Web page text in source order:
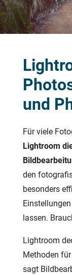
und
Für viele
Lightroom
den
besonders
lassen.
Lightroom
Methoden
sagt